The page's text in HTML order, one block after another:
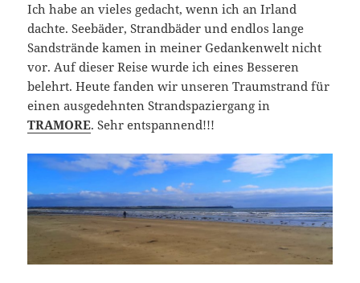
Ich habe an vieles gedacht, wenn ich an Irland
dachte. Seebäder, Strandbäder und endlos lange
Sandstrände kamen in meiner Gedankenwelt nicht
vor. Auf dieser Reise wurde ich eines Besseren
belehrt. Heute fanden wir unseren Traumstrand für
einen ausgedehnten Strandspaziergang in
TRAMORE. Sehr entspannend!!!